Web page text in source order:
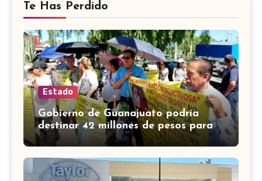
Te Has Perdido
Estado
Gobierno de Guanajuato podría
destinar 42 millones de pesos para
víctimas de Punto Legal